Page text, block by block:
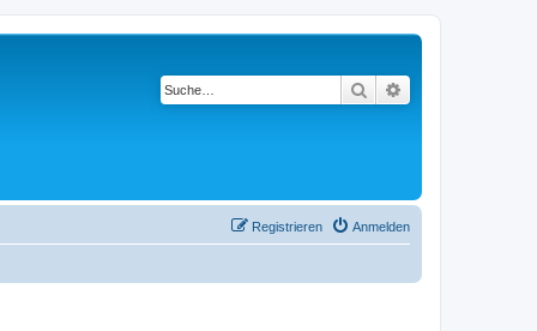
Suche
Anmelden
Registrieren